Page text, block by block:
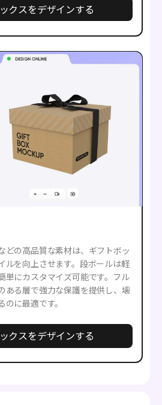
クスをデザインする
どの高品質な素材は、ギフトボッ
ルを向上させます。段ボールは軽
単にカスタマイズ可能です。フル
ある層で強力な保護を提供し、壊
に最適です。
クスをデザインする